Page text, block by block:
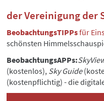
der Vereinigung der
BeobachtungsTIPPsfür
schönsten
BeobachtungsAPPs:
(kostenlos), Sky Guide
(kostenpflichtig) - die